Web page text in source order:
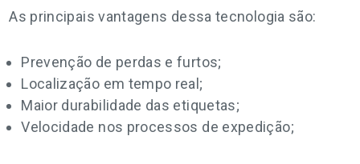
As principais vantagens dessa tecnologia são:
Prevenção de perdas e furtos;
Localização em tempo real;
Maior durabilidade das etiquetas;
Velocidade nos processos de expedição;